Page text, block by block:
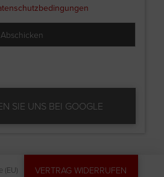
SIE UNS BEI GOOGLE
(EU) VERTRAG WIDERRUFEN